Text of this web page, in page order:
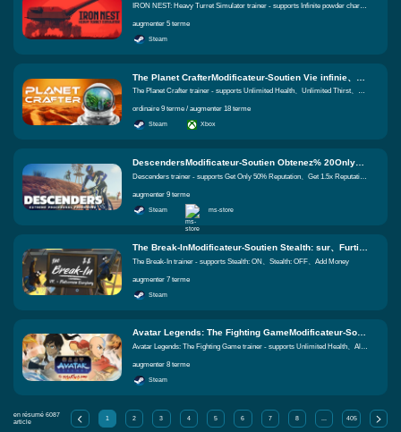
IRON NEST: Heavy Turret Simulator trainer - supports Infinite powder charges、Set money multiplier (expenditures)、No money deduction
augmenter 5 terme
Steam
The Planet Crafter trainer - supports Unlimited Health、Unlimited Thirst、Unlimited Oxygen
ordinaire 9 terme / augmenter 18 terme
Steam Xbox
DescendersModificateur-Soutien Obtenez% 20Only% 2050 %% 20 REFUTATION、Obtenir une réputation de 1,5x、Obtenez une réputation 2x Fonctions égales
Descenders trainer - supports Get Only 50% Reputation、Get 1.5x Reputation、Get 2x Reputation
augmenter 9 terme
Steam ms-store
The Break-In trainer - supports Stealth: ON、Stealth: OFF、Add Money
augmenter 7 terme
Steam
Avatar Legends: The Fighting GameModificateur-Soutien Vie infinie、Vie toujours faible、Jauge d'énergie illimitée Fonctions égales
Avatar Legends: The Fighting Game trainer - supports Unlimited Health、Always Low Health、Unlimited Flow Gauge
augmenter 8 terme
Steam
en résumé 6087
article
1 2 3 4 5 6 7 8 ... 405